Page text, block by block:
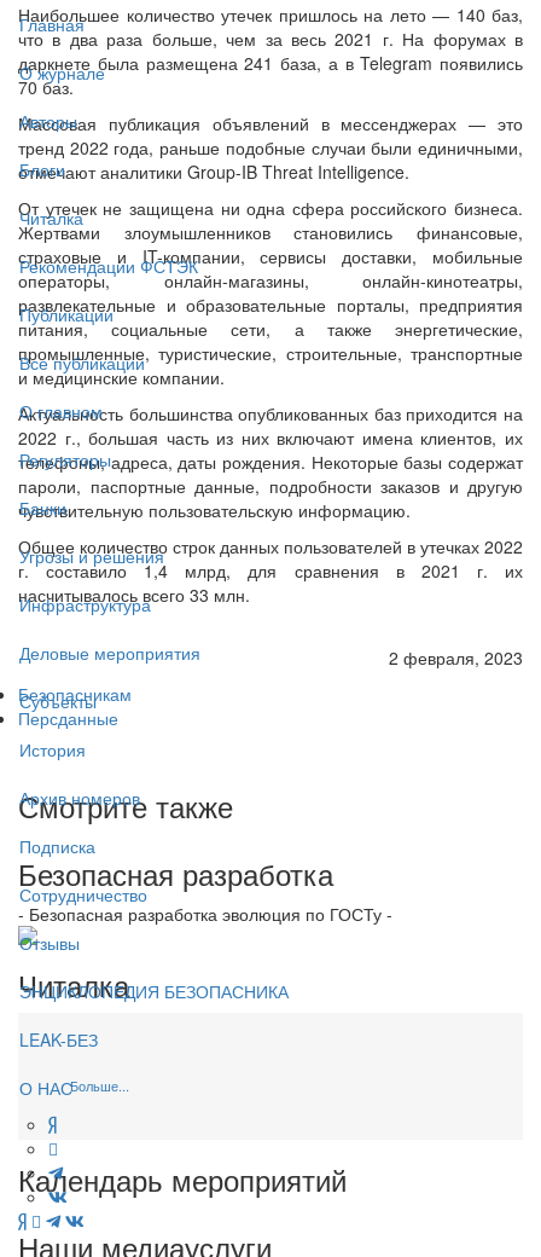
Главная
О журнале
Авторы
Блоги
Читалка
Рекомендации ФСТЭК
Публикации
Все публикации
О главном
Регуляторы
Банки
Угрозы и решения
Инфраструктура
Деловые мероприятия
Субъекты
История
Архив номеров
Подписка
Сотрудничество
Отзывы
ЭНЦИКЛОПЕДИЯ БЕЗОПАСНИКА
LEAK-БЕЗ
О НАС
Наибольшее количество утечек пришлось на лето — 140 баз,
что в два раза больше, чем за весь 2021 г. На форумах в
даркнете была размещена 241 база, а в Telegram появились
70 баз.
Массовая публикация объявлений в мессенджерах — это
тренд 2022 года, раньше подобные случаи были единичными,
отмечают аналитики Group-IB Threat Intelligence.
От утечек не защищена ни одна сфера российского бизнеса.
Жертвами злоумышленников становились финансовые,
страховые и IT-компании, сервисы доставки, мобильные
операторы, онлайн-магазины, онлайн-кинотеатры,
развлекательные и образовательные порталы, предприятия
питания, социальные сети, а также энергетические,
промышленные, туристические, строительные, транспортные
и медицинские компании.
Актуальность большинства опубликованных баз приходится на
2022 г., большая часть из них включают имена клиентов, их
телефоны, адреса, даты рождения. Некоторые базы содержат
пароли, паспортные данные, подробности заказов и другую
чувствительную пользовательскую информацию.
Общее количество строк данных пользователей в утечках 2022
г. составило 1,4 млрд, для сравнения в 2021 г. их
насчитывалось всего 33 млн.
2 февраля, 2023
Безопасникам
Персданные
Смотрите также
Безопасная разработка
- Безопасная разработка эволюция по ГОСТу -
Читалка
Больше...
Календарь мероприятий
Наши медиауслуги